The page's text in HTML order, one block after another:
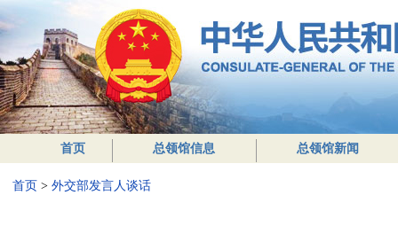
首页 总领馆信息 总领馆新闻
首页 > 外交部发言人谈话